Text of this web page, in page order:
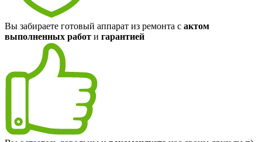
Вы забираете готовый аппарат из ремонта с актом
выполненных работ и гарантией